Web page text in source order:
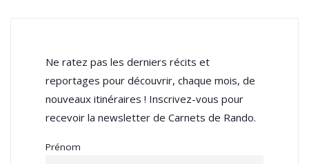
Ne ratez pas les derniers récits et
reportages pour découvrir, chaque mois, de
nouveaux itinéraires ! Inscrivez-vous pour
recevoir la newsletter de Carnets de Rando.
Prénom